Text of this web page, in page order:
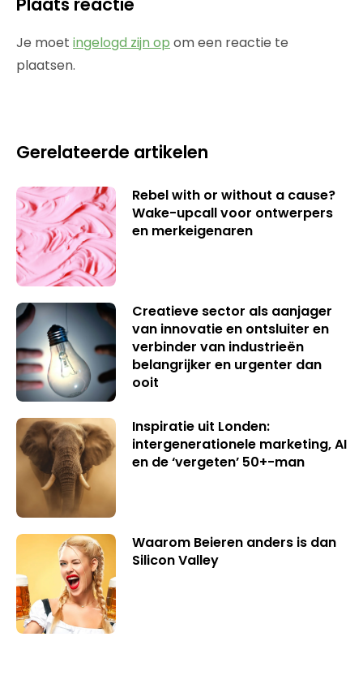
Je moet ingelogd zijn op om een reactie te
plaatsen.
Gerelateerde artikelen
Rebel with or without a cause?
Wake-upcall voor ontwerpers
en merkeigenaren
Creatieve sector als aanjager
van innovatie en ontsluiter en
verbinder van industrieën
belangrijker en urgenter dan
ooit
Inspiratie uit Londen:
intergenerationele marketing, AI
en de ‘vergeten’ 50+-man
Waarom Beieren anders is dan
Silicon Valley